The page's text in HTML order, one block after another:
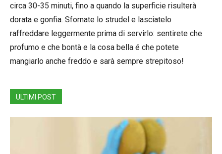
circa 30-35 minuti, fino a quando la superficie risulterà
dorata e gonfia. Sfornate lo strudel e lasciatelo
raffreddare leggermente prima di servirlo: sentirete che
profumo e che bontà e la cosa bella é che potete
mangiarlo anche freddo e sarà sempre strepitoso!
ULTIMI POST